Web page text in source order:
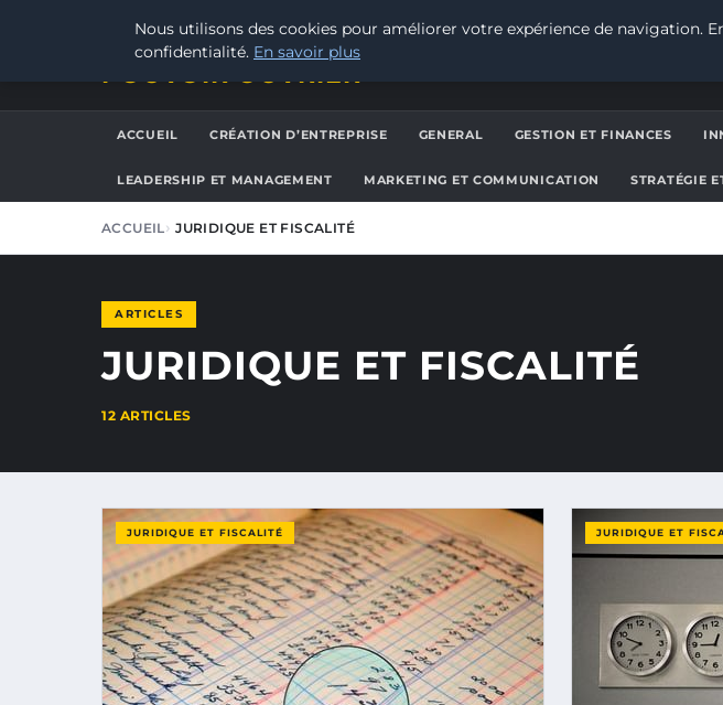
SAMEDI 8 AOÛT 2026
POUVOIR OUVRIER
ACCUEIL CRÉATION D’ENTREPRISE GENERAL GESTION ET FINANCES
LEADERSHIP ET MANAGEMENT MARKETING ET COMMUNICATION STRATÉGIE
ACCUEIL JURIDIQUE ET FISCALITÉ
ARTICLES
JURIDIQUE ET FISCALITÉ
12 ARTICLES
JURIDIQUE ET FISCALITÉ JURIDIQUE ET
Nous utilisons des cookies pour améliorer votre expérience de navigation.
confidentialité. En savoir plus